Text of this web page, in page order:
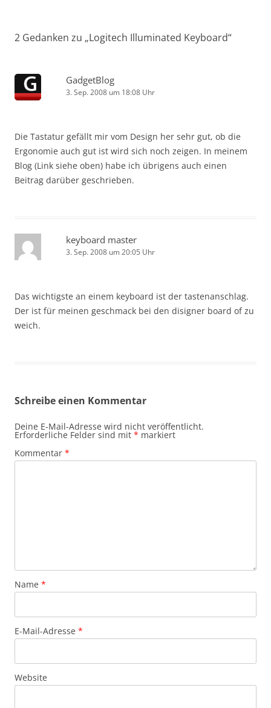
2 Gedanken zu „Logitech Illuminated Keyboard“
GadgetBlog
3. Sep. 2008 um 18:08 Uhr
Die Tastatur gefällt mir vom Design her sehr gut, ob die
Ergonomie auch gut ist wird sich noch zeigen. In meinem
Blog (Link siehe oben) habe ich übrigens auch einen
Beitrag darüber geschrieben.
keyboard master
3. Sep. 2008 um 20:05 Uhr
Das wichtigste an einem keyboard ist der tastenanschlag.
Der ist für meinen geschmack bei den disigner board of zu
weich.
Schreibe einen Kommentar
Deine E-Mail-Adresse wird nicht veröffentlicht.
Erforderliche Felder sind mit * markiert
Kommentar *
Name *
E-Mail-Adresse *
Website